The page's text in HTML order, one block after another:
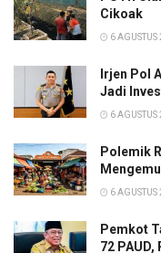
Cikoak
6
Irjen Pol
Jadi
6
Polemik
6
Pemkot
72